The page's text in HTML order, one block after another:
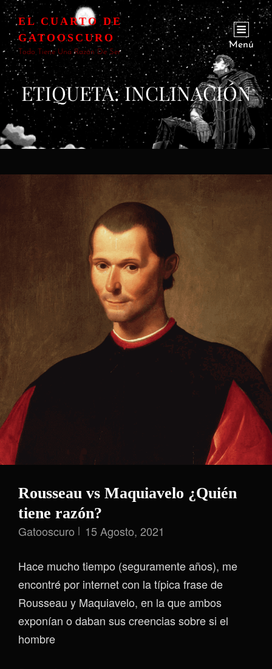
EL CUARTO DE
GATOOSCURO
Todo Tiene Una Razón De Ser
Menú
ETIQUETA:INCLINACIÓN
Rousseau vs Maquiavelo ¿Quién
tiene razón?
Gatooscuro 15 Agosto, 2021
Hace mucho tiempo (seguramente años), me
encontré por internet con la típica frase de
Rousseau y Maquiavelo, en la que ambos
exponían o daban sus creencias sobre si el
hombre